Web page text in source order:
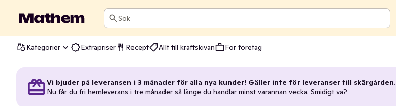
Sök
Kategorier Extrapriser Recept Allt till kräftskivan För företag
Vi bjuder på leveransen i 3 månader för alla nya kunder! Gäller inte för leveranser till skärgården.
Nu får du fri hemleverans i tre månader så länge du handlar minst varannan vecka. Smidigt va?